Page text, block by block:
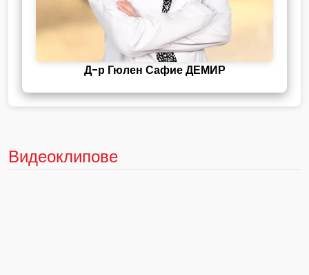
Д-р Гюлен Сафие ДЕМИР
Видеоклипове